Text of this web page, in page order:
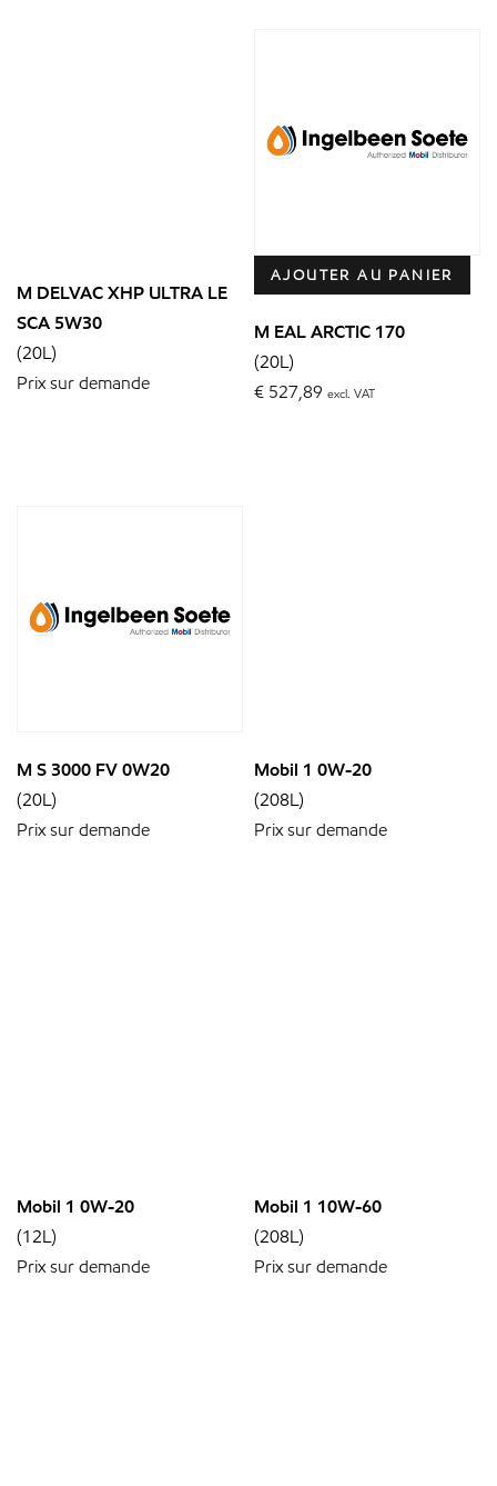
M DELVAC XHP ULTRA LE
SCA 5W30
(20L)
Prix sur demande
AJOUTER AU PANIER
M EAL ARCTIC 170
(20L)
€ 527,89 excl. VAT
M S 3000 FV 0W20
(20L)
Prix sur demande
Mobil 1 0W-20
(208L)
Prix sur demande
Mobil 1 0W-20
(12L)
Prix sur demande
Mobil 1 10W-60
(208L)
Prix sur demande